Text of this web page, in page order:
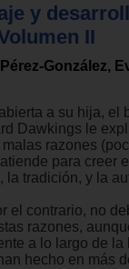
y
II
González,
a su hija, el
Dawkings le
razones
para creer
la tradición, y la
el contrario, no
razones,
a lo largo de la
hecho en más